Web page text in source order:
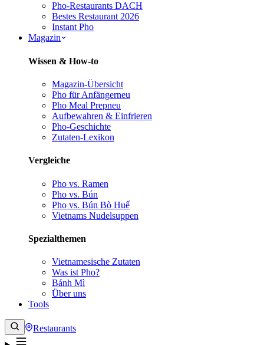
Pho-Restaurants DACH
Bestes Restaurant 2026
Instant Pho
Magazin
Wissen & How-to
Magazin-Übersicht
Pho für Anfängerneu
Pho Meal Prepneu
Aufbewahren & Einfrieren
Pho-Geschichte
Zutaten-Lexikon
Vergleiche
Pho vs. Ramen
Pho vs. Bún
Pho vs. Bún Bò Huế
Vietnams Nudelsuppen
Spezialthemen
Vietnamesische Zutaten
Was ist Pho?
Bánh Mì
Über uns
Tools
Restaurants